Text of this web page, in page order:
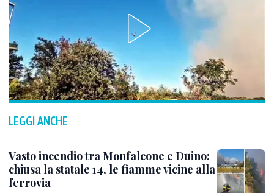
LEGGI ANCHE
Vasto incendio tra Monfalcone e Duino:
chiusa la statale 14, le fiamme vicine alla
ferrovia